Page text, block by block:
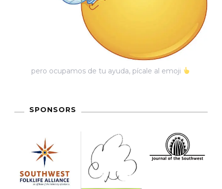
pero ocupamos de tu ayuda, pícale al emoji
SPONSORS